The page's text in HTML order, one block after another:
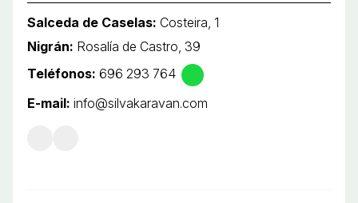
Salceda de Caselas: Costeira, 1
Nigrán: Rosalía de Castro, 39
Teléfonos: 696 293 764
E-mail: info@silvakaravan.com